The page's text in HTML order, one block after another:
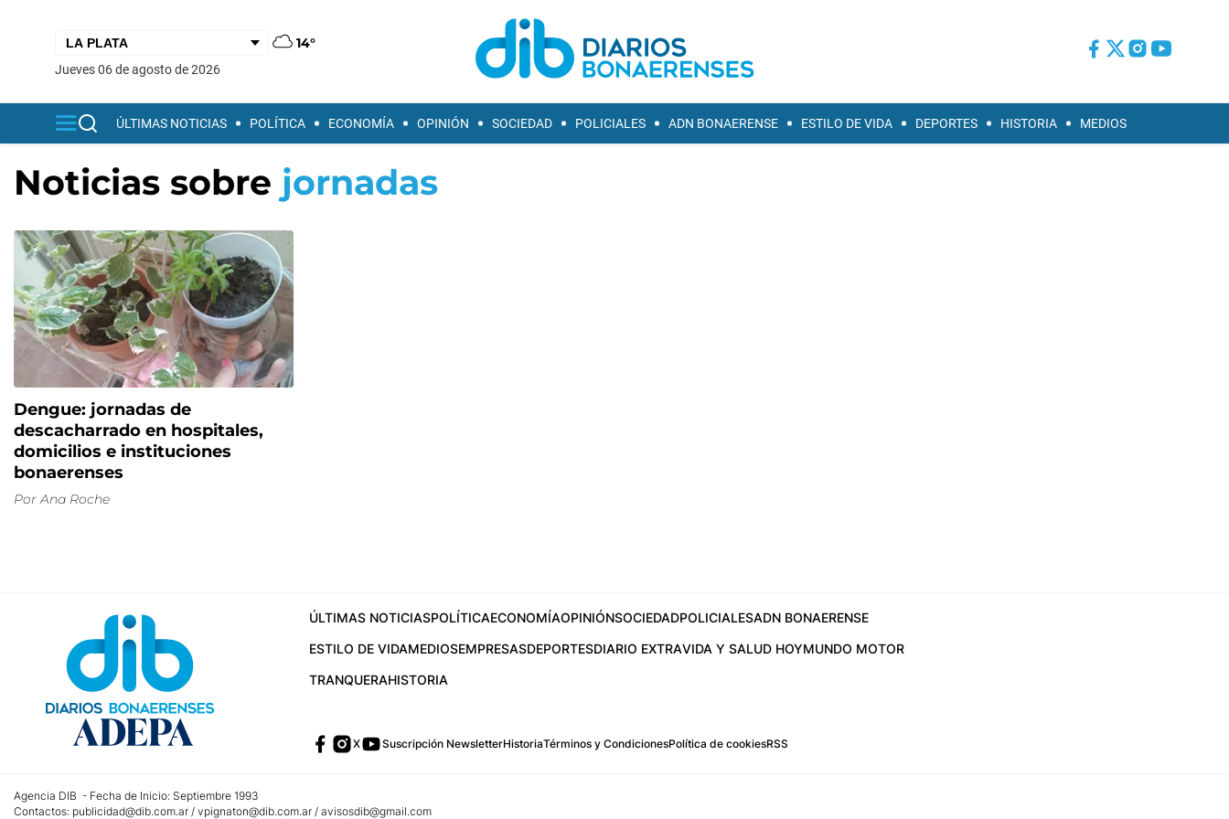
14°
jueves 06 de agosto de 2026
ÚLTIMAS NOTICIAS POLÍTICA ECONOMÍA OPINIÓN SOCIEDAD POLICIALES ADN BONAERENSE ESTILO DE VIDA DEPORTES HISTORIA MEDIOS
Noticias sobre jornadas
Dengue: jornadas de
descacharrado en hospitales,
domicilios e instituciones
bonaerenses
Por Ana Roche
ÚLTIMAS NOTICIASPOLÍTICAECONOMÍAOPINIÓNSOCIEDADPOLICIALESADN BONAERENSE
ESTILO DE VIDAMEDIOSEMPRESASDEPORTESDIARIO EXTRAVIDA Y SALUD HOYMUNDO MOTOR
TRANQUERAHISTORIA
X Suscripción NewsletterHistoriaTérminos y CondicionesPolítica de cookiesRSS
Agencia DIB - Fecha de Inicio: Septiembre 1993
Contactos: publicidad@dib.com.ar / vpignaton@dib.com.ar / avisosdib@gmail.com